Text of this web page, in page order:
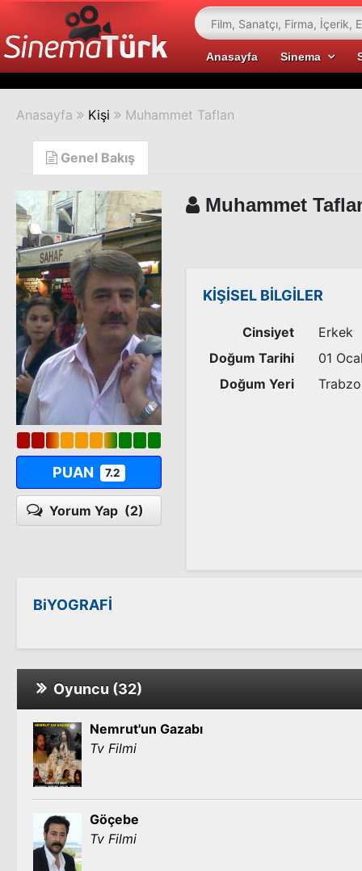
Anasayfa Sinema
Anasayfa Kişi Muhammet Taflan
Genel Bakış
PUAN 7.2
Yorum Yap (2)
Muhammet
KİŞİSEL BİLGİLER
Cinsiyet
Erkek
Doğum Tarihi
01
Doğum Yeri
BiYOGRAFİ
Oyuncu (32)
Nemrut'un Gazabı
Tv Filmi
Göçebe
Tv Filmi